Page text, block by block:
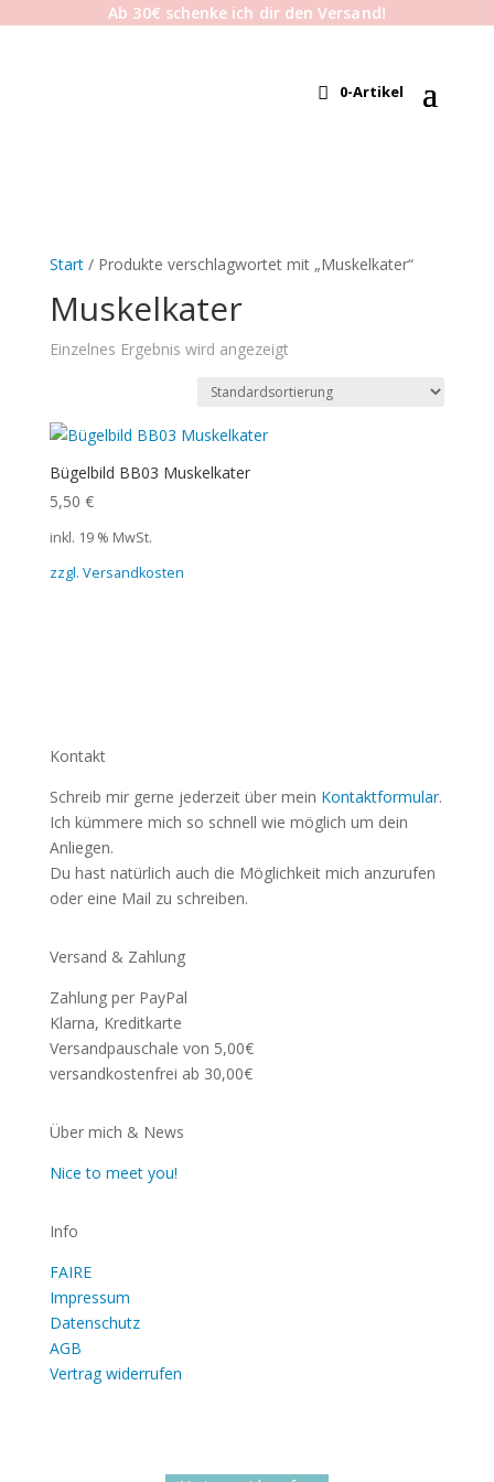
Ab 30€ schenke ich dir den Versand!
0-Artikel
Start/ Produkte verschlagwortet mit „Muskelkater“
Muskelkater
Einzelnes Ergebnis wird angezeigt
Bügelbild BB03 Muskelkater
5,50 €
inkl. 19 % MwSt.
zzgl. Versandkosten
Kontakt
Schreib mir gerne jederzeit über mein Kontaktformular.
Ich kümmere mich so schnell wie möglich um dein
Anliegen.
Du hast natürlich auch die Möglichkeit mich anzurufen
oder eine Mail zu schreiben.
Versand & Zahlung
Zahlung per PayPal
Klarna, Kreditkarte
Versandpauschale von 5,00€
versandkostenfrei ab 30,00€
Über mich & News
Nice to meet you!
Info
FAIRE
Impressum
Datenschutz
AGB
Vertrag widerrufen